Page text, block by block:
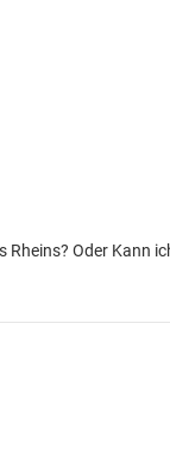
Oder Kann